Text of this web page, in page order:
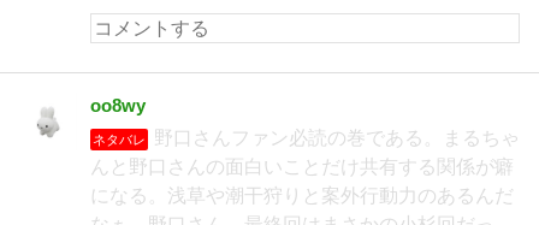
oo8wy
ネタバレ
野口さんファン必読の巻である。まるちゃ
んと野口さんの面白いことだけ共有する関係が癖
になる。浅草や潮干狩りと案外行動力のあるんだ